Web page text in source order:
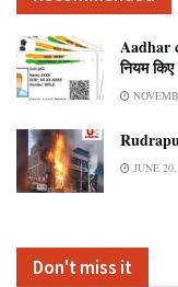
Aadhar
नियम
JUNE
Don't miss it